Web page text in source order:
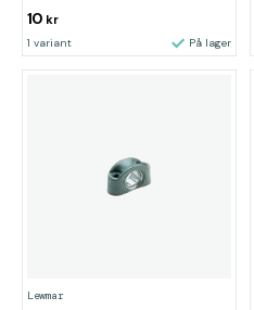
10 kr
1 variant På lager
Lewmar